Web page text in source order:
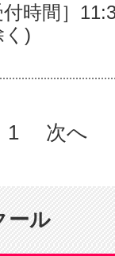
付時間］
く)
1 次へ
ール